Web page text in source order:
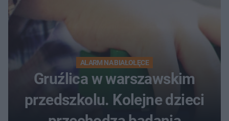
ALARM NA BIAŁOŁĘCE
Gruźlica w warszawskim
przedszkolu. Kolejne dzieci